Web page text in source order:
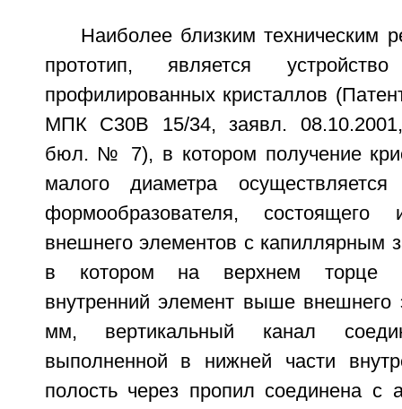
Наиболее близким техническим
прототип, является
профилированных кристаллов
МПК С30В 15/34, заявл.
бюл. № 7), в котором получение
малого диаметра
формообразователя,
внешнего элементов с капиллярным
в котором на верхнем торце
внутренний элемент выше внешнего
мм, вертикальный канал
выполненной в нижней части
полость через пропил соединена с